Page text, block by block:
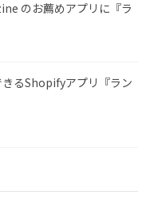
のお薦めアプリに『ラ
るShopifyアプリ『ラン